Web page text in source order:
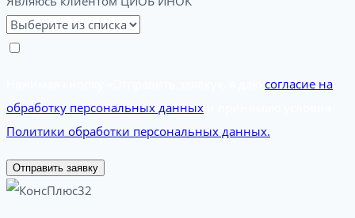
согласие на
обработку персональных данных
Политики обработки персональных данных.
Отправить заявку